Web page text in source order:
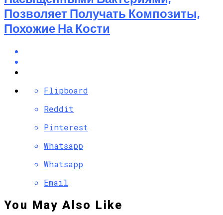
Позволяет Получать Композиты,
Похожие На Кости
Flipboard
Reddit
Pinterest
Whatsapp
Whatsapp
Email
You May Also Like